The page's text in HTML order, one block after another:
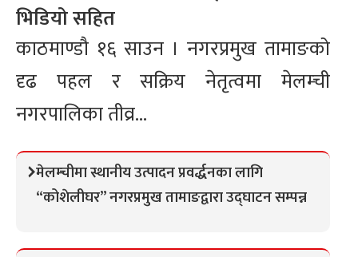
भिडियो सहित
काठमाण्डौ १६ साउन । नगरप्रमुख तामाङको
दृढ पहल र सक्रिय नेतृत्वमा मेलम्ची
नगरपालिका तीव्र...
मेलम्चीमा स्थानीय उत्पादन प्रवर्द्धनका लागि
“कोशेलीघर” नगरप्रमुख तामाङद्वारा उद्घाटन सम्पन्न